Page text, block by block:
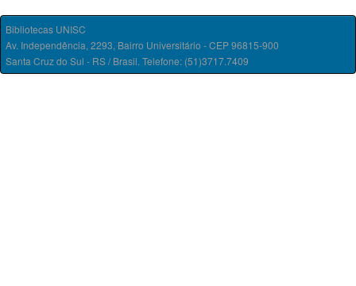
Bibliotecas UNISC
Av. Independência, 2293, Bairro Universitário - CEP 96815-900
Santa Cruz do Sul - RS / Brasil. Telefone: (51)3717.7409